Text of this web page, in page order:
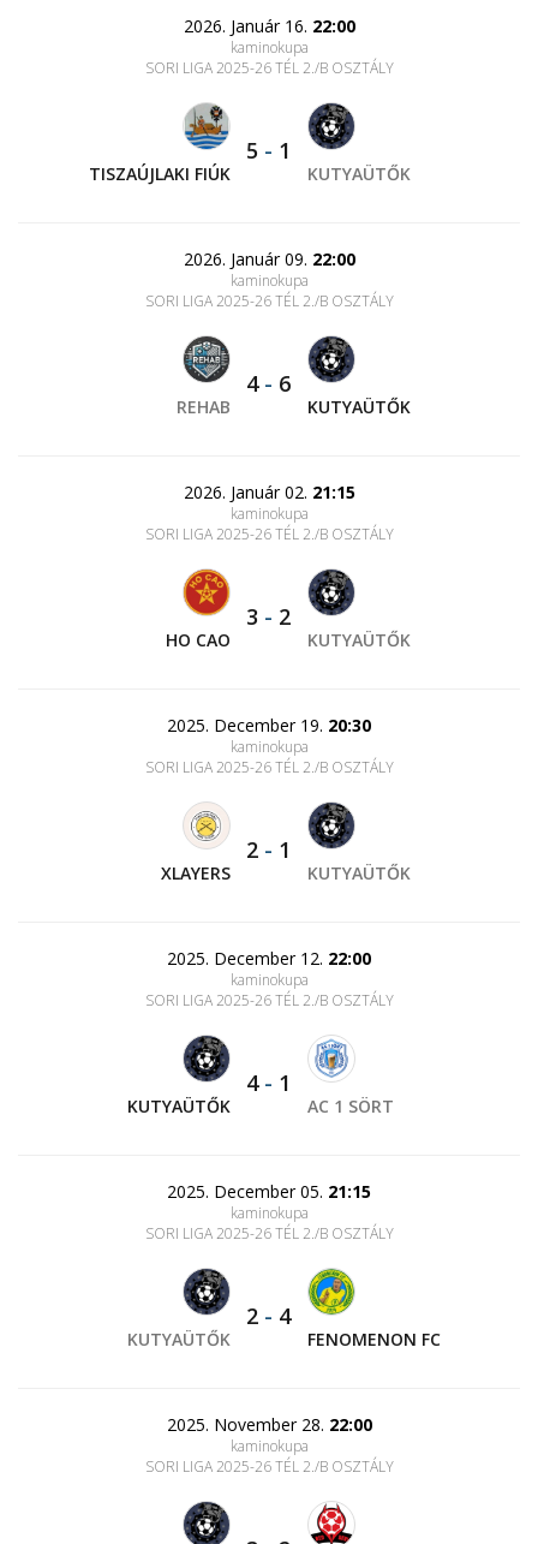
2026. Január 16. 22:00
kaminokupa
SORI LIGA 2025-26 TÉL 2./B OSZTÁLY
TISZAÚJLAKI FIÚK
5 - 1
KUTYAÜTŐK
2026. Január 09. 22:00
kaminokupa
SORI LIGA 2025-26 TÉL 2./B OSZTÁLY
REHAB
4- 6
KUTYAÜTŐK
2026. Január 02. 21:15
kaminokupa
SORI LIGA 2025-26 TÉL 2./B OSZTÁLY
HO CAO
3 - 2
KUTYAÜTŐK
2025. December 19. 20:30
kaminokupa
SORI LIGA 2025-26 TÉL 2./B OSZTÁLY
XLAYERS
2 - 1
KUTYAÜTŐK
2025. December 12. 22:00
kaminokupa
SORI LIGA 2025-26 TÉL 2./B OSZTÁLY
KUTYAÜTŐK
4- 1
AC 1 SÖRT
2025. December 05. 21:15
kaminokupa
SORI LIGA 2025-26 TÉL 2./B OSZTÁLY
KUTYAÜTŐK
2 - 4
FENOMENON FC
2025. November 28. 22:00
kaminokupa
SORI LIGA 2025-26 TÉL 2./B OSZTÁLY